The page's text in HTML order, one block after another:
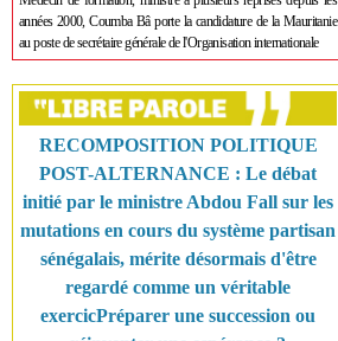
années 2000, Coumba Bâ porte la candidature de la Mauritanie
au poste de secrétaire générale de l'Organisation internationale
RECOMPOSITION POLITIQUE
POST-ALTERNANCE : Le débat
initié par le ministre Abdou Fall sur les
mutations en cours du système partisan
sénégalais, mérite désormais d'être
regardé comme un véritable
exercicPréparer une succession ou